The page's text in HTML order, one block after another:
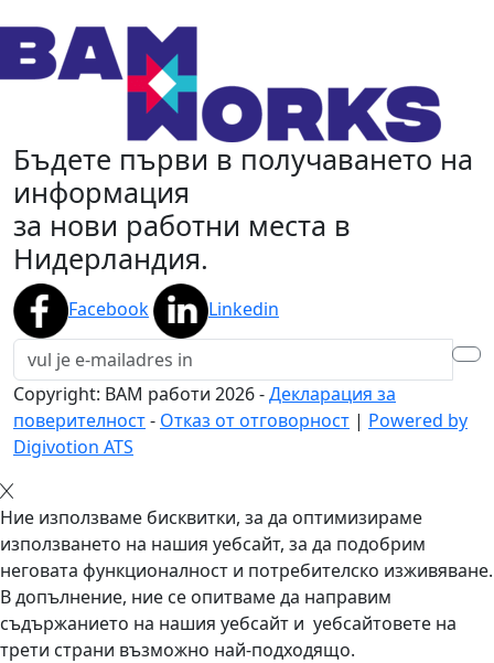
Бъдете първи в получаването на
информация
за нови работни места в
Нидерландия.
Facebook Linkedin
Copyright: BAM работи 2026-Декларация за
поверителност- Отказ от отговорност | Powered by
Digivotion ATS
Ние използваме бисквитки, за да оптимизираме
използването на нашия уебсайт, за да подобрим
неговата функционалност и потребителско изживяване.
В допълнение, ние се опитваме да направим
съдържанието на нашия уебсайт и уебсайтовете на
трети страни възможно най-подходящо.